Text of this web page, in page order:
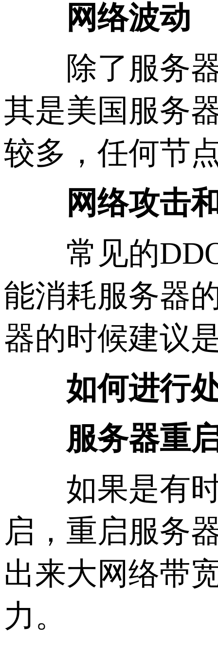
网络波动
除了服务器
其是美国服务
较多，任何节
网络攻击和
常见的
能消耗服务器
器的时候建议
如何进行
服务器重
如果是有时
启，重启服务
出来大网络带
力。